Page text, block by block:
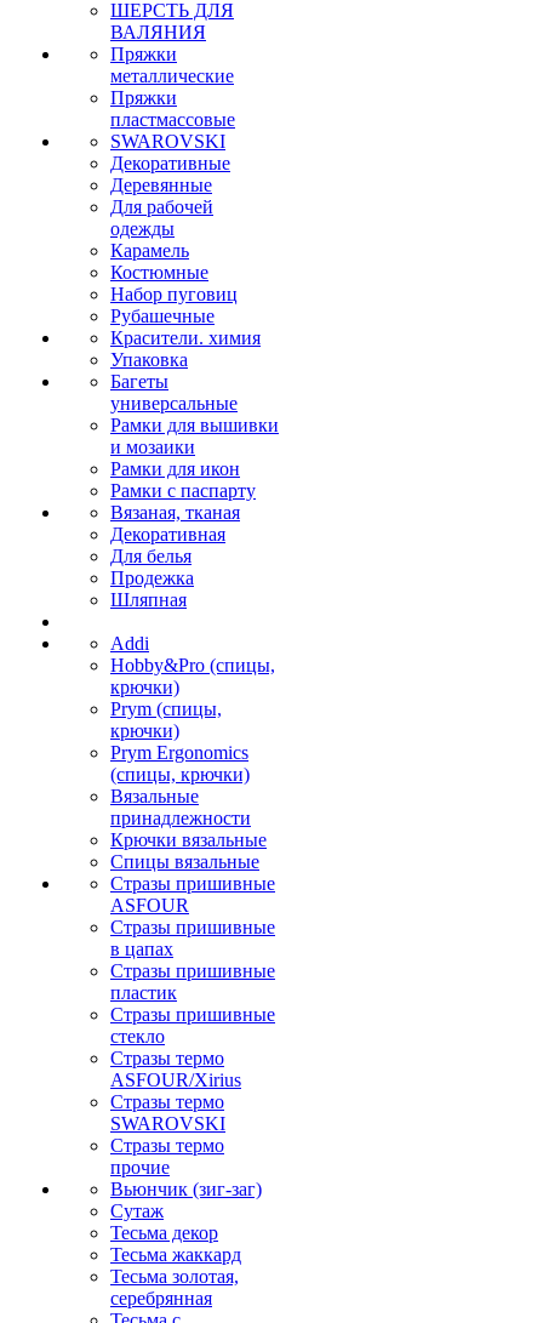
ШЕРСТЬ ДЛЯ
ВАЛЯНИЯ
Пряжки
металлические
Пряжки
пластмассовые
SWAROVSKI
Декоративные
Деревянные
Для рабочей
одежды
Карамель
Костюмные
Набор пуговиц
Рубашечные
Красители. химия
Упаковка
Багеты
универсальные
Рамки для вышивки
и мозаики
Рамки для икон
Рамки с паспарту
Вязаная, тканая
Декоративная
Для белья
Продежка
Шляпная
Addi
Hobby&Pro (спицы,
крючки)
Prym (спицы,
крючки)
Prym Ergonomics
(спицы, крючки)
Вязальные
принадлежности
Крючки вязальные
Спицы вязальные
Стразы пришивные
ASFOUR
Стразы пришивные
в цапах
Стразы пришивные
пластик
Стразы пришивные
стекло
Стразы термо
ASFOUR/Xirius
Стразы термо
SWAROVSKI
Стразы термо
прочие
Вьюнчик (зиг-заг)
Сутаж
Тесьма декор
Тесьма жаккард
Тесьма золотая,
серебрянная